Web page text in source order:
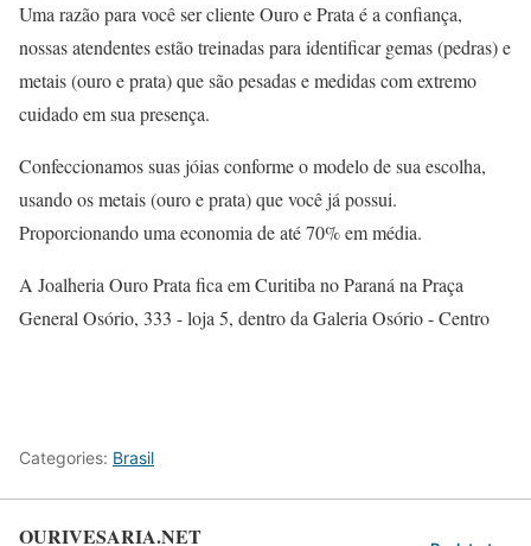
Uma razão para você ser cliente Ouro e Prata é a confiança,
nossas atendentes estão treinadas para identificar gemas (pedras) e
metais (ouro e prata) que são pesadas e medidas com extremo
cuidado em sua presença.
Confeccionamos suas jóias conforme o modelo de sua escolha,
usando os metais (ouro e prata) que você já possui.
Proporcionando uma economia de até 70% em média.
A Joalheria Ouro Prata fica em Curitiba no Paraná na Praça
General Osório, 333 - loja 5, dentro da Galeria Osório - Centro
Categories: Brasil
OURIVESARIA.NET